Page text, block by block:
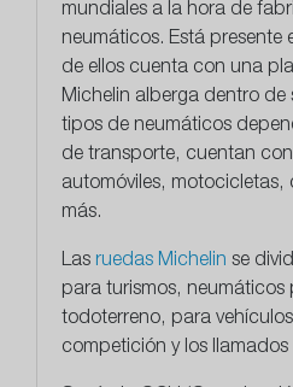
mundiales a la hora de
neumáticos. Está presente
de ellos cuenta con una
Michelin alberga dentro de
tipos de neumáticos
de transporte, cuentan
automóviles, motocicletas,
más.
Las ruedas Michelin se
para turismos, neumáticos
todoterreno, para
competición y los llamados